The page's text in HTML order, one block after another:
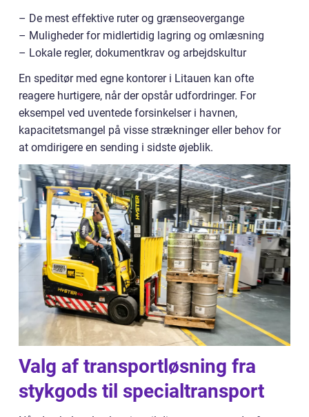
– De mest effektive ruter og grænseovergange
– Muligheder for midlertidig lagring og omlæsning
– Lokale regler, dokumentkrav og arbejdskultur
En speditør med egne kontorer i Litauen kan ofte
reagere hurtigere, når der opstår udfordringer. For
eksempel ved uventede forsinkelser i havnen,
kapacitetsmangel på visse strækninger eller behov for
at omdirigere en sending i sidste øjeblik.
Valg af transportløsning fra
stykgods til specialtransport